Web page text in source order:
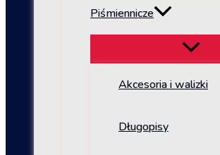
Piśmiennicze
Akcesoria i walizki
Długopisy